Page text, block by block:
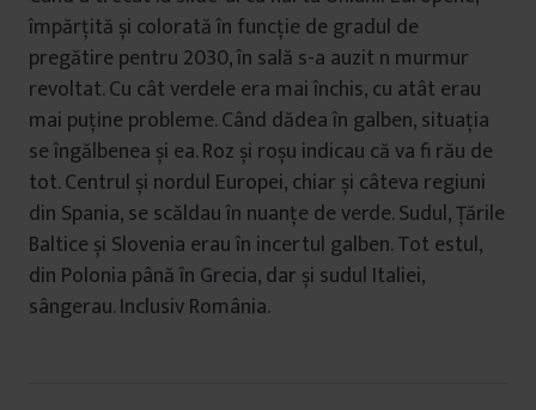
împărțită și colorată în funcție de gradul de
pregătire pentru 2030, în sală s-a auzit n murmur
revoltat. Cu cât verdele era mai închis, cu atât erau
mai puține probleme. Când dădea în galben, situația
se îngălbenea și ea. Roz și roșu indicau că va fi rău de
tot. Centrul și nordul Europei, chiar și câteva regiuni
din Spania, se scăldau în nuanțe de verde. Sudul, Ţările
Baltice și Slovenia erau în incertul galben. Tot estul,
din Polonia până în Grecia, dar și sudul Italiei,
sângerau. Inclusiv România.